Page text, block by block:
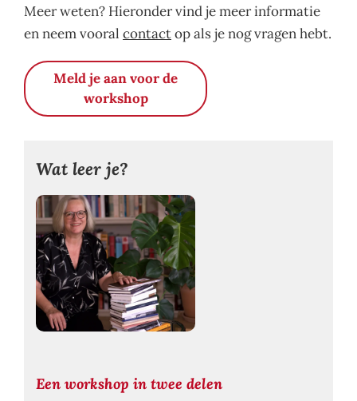
Meer weten? Hieronder vind je meer informatie
en neem vooral contactop als je nog vragen hebt.
Meld je aan voor de
workshop
Wat leer je?
Een workshop in twee delen